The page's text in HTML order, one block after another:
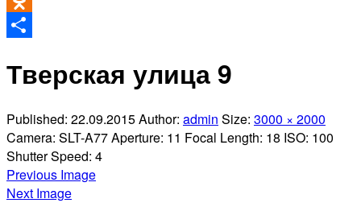
Odnoklassniki
Тверская улица 9
Published: 22.09.2015Author: admin Size: 3000 × 2000
Camera: SLT-A77Aperture: 11 Focal Length: 18 ISO: 100
Shutter Speed: 4
Previous Image
Next Image